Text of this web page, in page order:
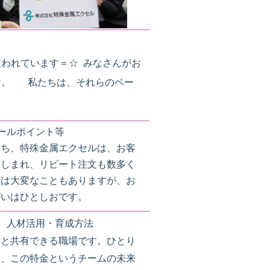
れています＝☆ みなさんがお
。 私たちは、それらのベー
ピールポイント等
、特殊金属エクセルは、お客
まれ、リピート注文も数多く
大変なこともありますが、お
はひとしおです。
、人材活用・育成方法
共有できる職場です。ひとり
この特金というチームの未来